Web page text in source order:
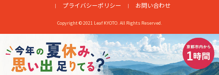
プライバシーポリシー
お問い合わせ
Copyright © 2021 Leaf KYOTO. All Rights Reserved.